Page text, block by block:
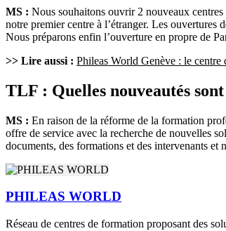
MS : Nous souhaitons ouvrir 2 nouveaux
notre premier centre à l’étranger. Les
Nous préparons enfin l’ouverture en propre de
>> Lire aussi : Phileas World Genève : le centre
TLF : Quelles nouveautés
MS : En raison de la réforme de la formation
offre de service avec la recherche de nouvelles
documents, des formations et des intervenants et
PHILEAS WORLD
Réseau de centres de formation proposant des